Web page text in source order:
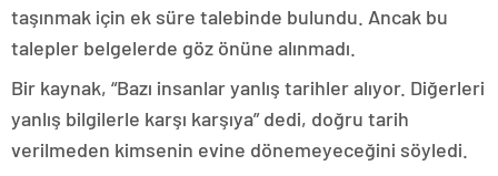
taşınmak için ek süre talebinde bulundu. Ancak bu
talepler belgelerde göz önüne alınmadı.
Bir kaynak, “Bazı insanlar yanlış tarihler alıyor. Diğerleri
yanlış bilgilerle karşı karşıya” dedi, doğru tarih
verilmeden kimsenin evine dönemeyeceğini söyledi.